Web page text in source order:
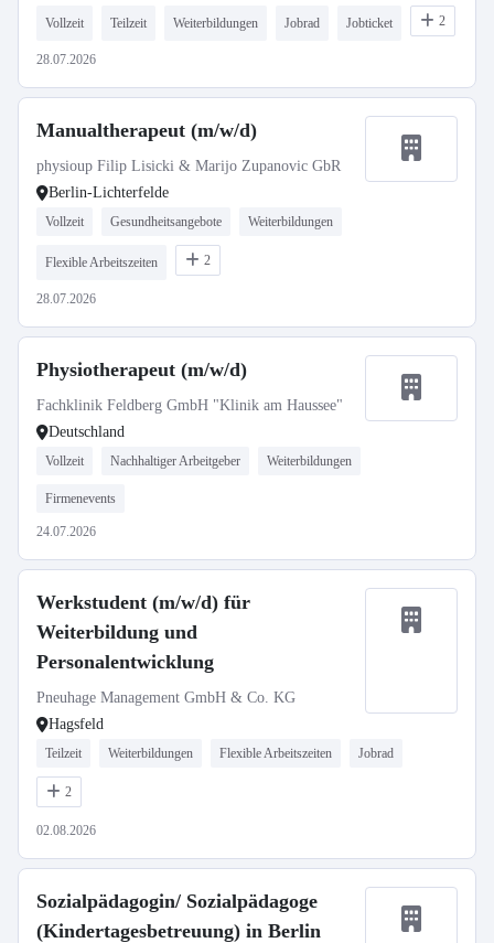
Vollzeit Teilzeit Weiterbildungen Jobrad Jobticket 2
28.07.2026
Manualtherapeut (m/w/d)
physioup Filip Lisicki & Marijo Zupanovic GbR
Berlin-Lichterfelde
Vollzeit Gesundheitsangebote Weiterbildungen
Flexible Arbeitszeiten 2
28.07.2026
Physiotherapeut (m/w/d)
Fachklinik Feldberg GmbH "Klinik am Haussee"
Deutschland
Vollzeit Nachhaltiger Arbeitgeber Weiterbildungen
Firmenevents
24.07.2026
Werkstudent (m/w/d) für
Weiterbildung und
Personalentwicklung
Pneuhage Management GmbH & Co. KG
Hagsfeld
Teilzeit Weiterbildungen Flexible Arbeitszeiten Jobrad
2
02.08.2026
Sozialpädagogin/ Sozialpädagoge
(Kindertagesbetreuung) in Berlin